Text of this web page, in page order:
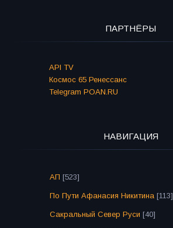
ПАРТНЁРЫ
API TV
Космос 65 Ренессанс
Telegram POAN.RU
НАВИГАЦИЯ
АП [523]
По Пути Афанасия Никитина [113]
Сакральный Север Руси [40]